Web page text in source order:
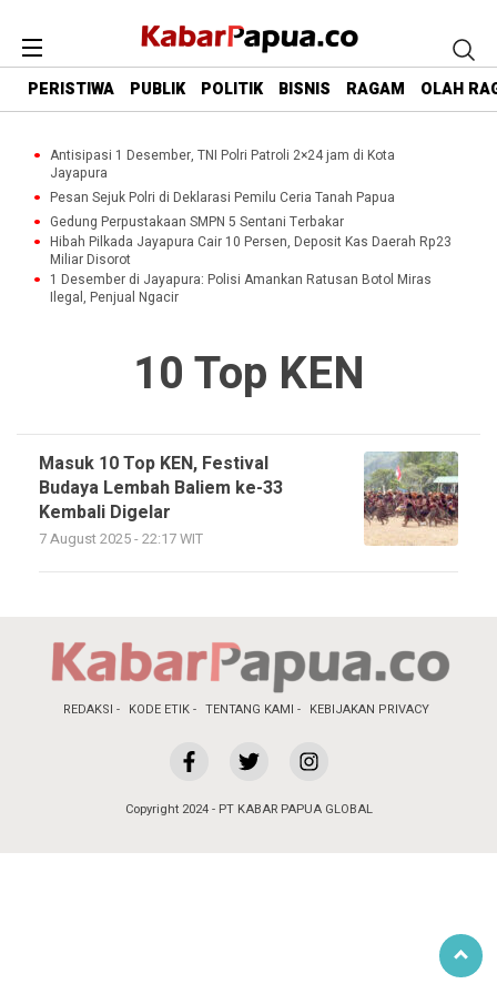
PERISTIWA PUBLIK POLITIK BISNIS RAGAM OLAH
Antisipasi 1 Desember, TNI Polri Patroli 2×24 jam di Kota
Jayapura
Pesan Sejuk Polri di Deklarasi Pemilu Ceria Tanah Papua
Gedung Perpustakaan SMPN 5 Sentani Terbakar
Hibah Pilkada Jayapura Cair 10 Persen, Deposit Kas Daerah Rp23
Miliar Disorot
1 Desember di Jayapura: Polisi Amankan Ratusan Botol Miras
Ilegal, Penjual Ngacir
10 Top KEN
Masuk 10 Top KEN, Festival
Budaya Lembah Baliem ke-33
Kembali Digelar
7 August 2025 - 22:17 WIT
REDAKSI KODE ETIK TENTANG KAMI KEBIJAKAN PRIVACY
Copyright 2024 - PT KABAR PAPUA GLOBAL